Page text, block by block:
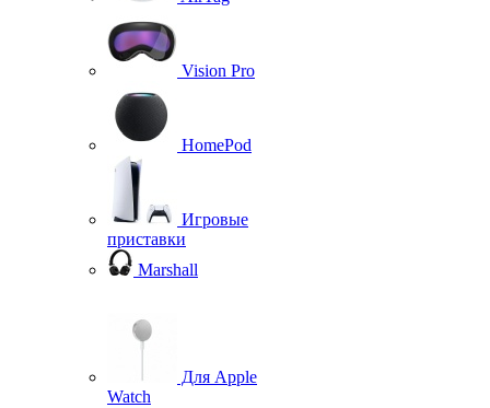
Vision Pro
HomePod
Игровые
приставки
Marshall
Для Apple
Watch